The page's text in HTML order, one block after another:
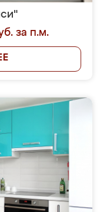
за п.м.